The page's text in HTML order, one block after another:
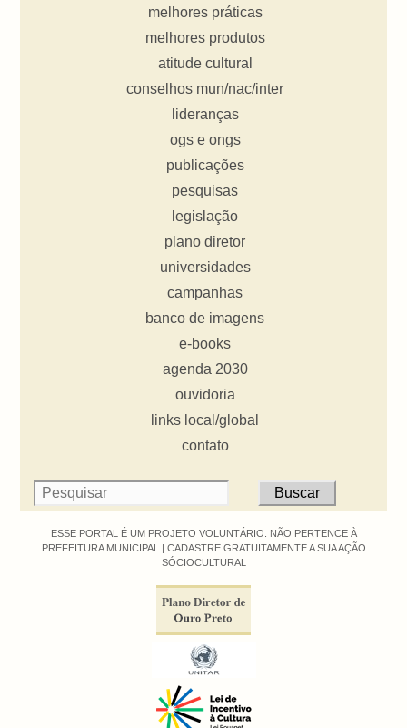
melhores práticas
melhores produtos
atitude cultural
conselhos mun/nac/inter
lideranças
ogs e ongs
publicações
pesquisas
legislação
plano diretor
universidades
campanhas
banco de imagens
e-books
agenda 2030
ouvidoria
links local/global
contato
ESSE PORTAL É UM PROJETO VOLUNTÁRIO. NÃO PERTENCE À
PREFEITURA MUNICIPAL | CADASTRE GRATUITAMENTE A SUA AÇÃO
SÓCIOCULTURAL